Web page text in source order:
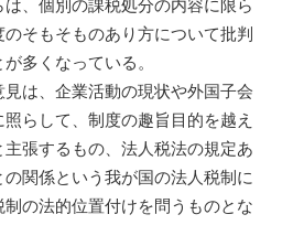
、個別の課税処分の内容に限ら
そもそものあり方について批判
多くなっている。
は、企業活動の現状や外国子会
らして、制度の趣旨目的を越え
張するもの、法人税法の規定あ
関係という我が国の法人税制に
の法的位置付けを問うものとな